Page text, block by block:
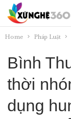
Home Pháp Luật
Bình
thời
dụng